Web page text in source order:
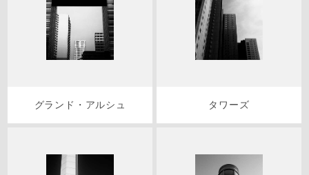
グランド・アルシュ タワーズ